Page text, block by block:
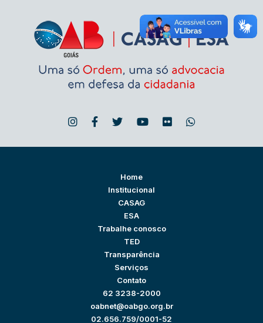
Home
Institucional
CASAG
ESA
Trabalhe conosco
TED
Transparência
Serviços
Contato
62 3238-2000
oabnet@oabgo.org.br
02.656.759/0001-52